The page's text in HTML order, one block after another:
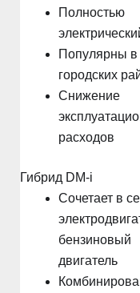
Полностью
Популярны в
городских
Снижение
расходов
Гибрид DM-i
Сочетает в
бензиновый
двигатель